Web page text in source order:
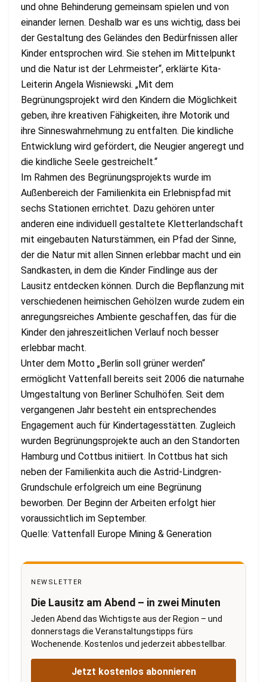
und ohne Behinderung gemeinsam spielen und von
einander lernen. Deshalb war es uns wichtig, dass bei
der Gestaltung des Geländes den Bedürfnissen aller
Kinder entsprochen wird. Sie stehen im Mittelpunkt
und die Natur ist der Lehrmeister“, erklärte Kita-
Leiterin Angela Wisniewski. „Mit dem
Begrünungsprojekt wird den Kindern die Möglichkeit
geben, ihre kreativen Fähigkeiten, ihre Motorik und
ihre Sinneswahrnehmung zu entfalten. Die kindliche
Entwicklung wird gefördert, die Neugier angeregt und
die kindliche Seele gestreichelt.“
Im Rahmen des Begrünungsprojekts wurde im
Außenbereich der Familienkita ein Erlebnispfad mit
sechs Stationen errichtet. Dazu gehören unter
anderen eine individuell gestaltete Kletterlandschaft
mit eingebauten Naturstämmen, ein Pfad der Sinne,
der die Natur mit allen Sinnen erlebbar macht und ein
Sandkasten, in dem die Kinder Findlinge aus der
Lausitz entdecken können. Durch die Bepflanzung mit
verschiedenen heimischen Gehölzen wurde zudem ein
anregungsreiches Ambiente geschaffen, das für die
Kinder den jahreszeitlichen Verlauf noch besser
erlebbar macht.
Unter dem Motto „Berlin soll grüner werden“
ermöglicht Vattenfall bereits seit 2006 die naturnahe
Umgestaltung von Berliner Schulhöfen. Seit dem
vergangenen Jahr besteht ein entsprechendes
Engagement auch für Kindertagesstätten. Zugleich
wurden Begrünungsprojekte auch an den Standorten
Hamburg und Cottbus initiiert. In Cottbus hat sich
neben der Familienkita auch die Astrid-Lindgren-
Grundschule erfolgreich um eine Begrünung
beworben. Der Beginn der Arbeiten erfolgt hier
voraussichtlich im September.
Quelle: Vattenfall Europe Mining & Generation
NEWSLETTER
Die Lausitz am Abend – in zwei Minuten
Jeden Abend das Wichtigste aus der Region – und
donnerstags die Veranstaltungstipps fürs
Wochenende. Kostenlos und jederzeit abbestellbar.
Jetzt kostenlos abonnieren